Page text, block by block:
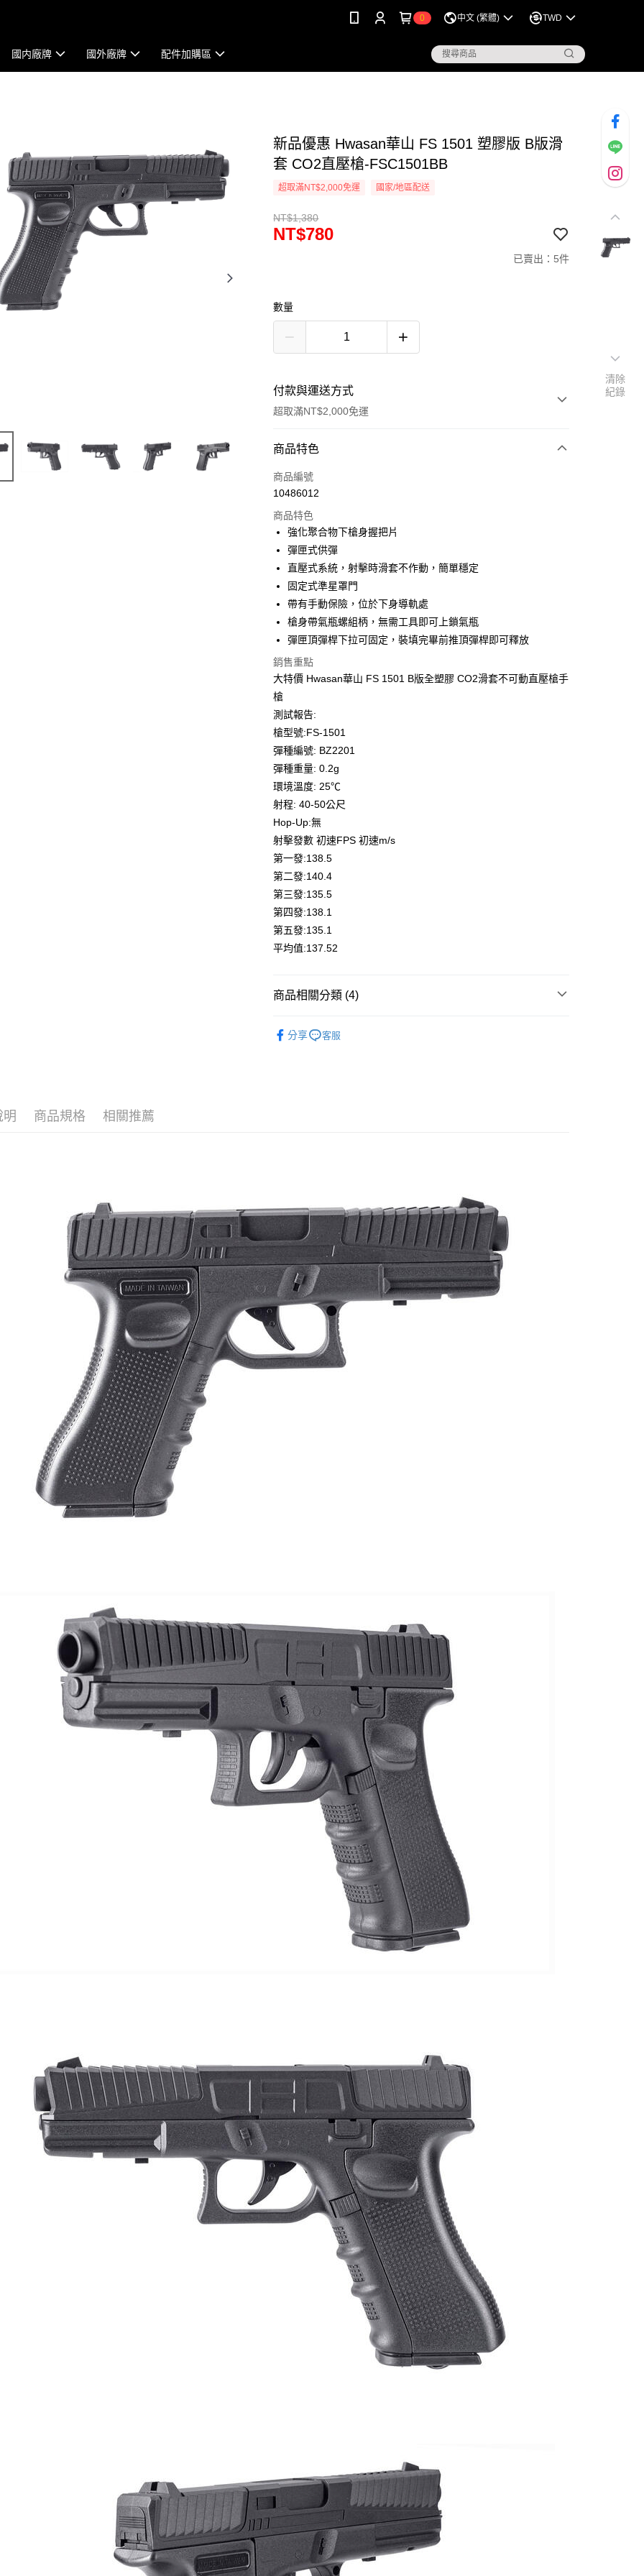
0 中文 (繁體) TWD
國内廠牌 國外廠牌 配件加購區
新品優惠 Hwasan華山 FS 1501 塑膠版 B版滑
套 CO2直壓槍-FSC1501BB
超取滿NT$2,000免運 國家/地區配送
NT$1,380
NT$780
已賣出：5件
數量
付款與運送方式
超取滿NT$2,000免運
付款方式
信用卡一次付款
3 期 0 利率 每期 NT$260
合作金庫商業銀行
華南商業銀行
彰化商業銀行
國泰世華商業銀行
臺灣中小企業銀行
匯豐（台灣）商業銀行
華泰商業銀行
聯邦商業銀行
遠東國際商業銀行
玉山商業銀行
台新國際商業銀行
中國信託商業銀行
超商取貨付款
Apple Pay
悠遊付
AFTEE先享後付
相關說明
【關於「AFTEE先享後付」】
AFTEE先享後付是「在收到商品之後才付款」的支付方式。 讓您購物簡單
１．簡單：不需註冊會員、不需綁卡、不需儲值。
２．便利：只要手機號碼，簡訊認證，即可結帳。
３．安心：先確認商品／服務後，再付款。
【「AFTEE先享後付」結帳流程】
１．於結帳方式選擇「AFTEE先享後付」後，將跳轉至「AFTEE先享後
２．訂單成立數日內，您將收到繳費通知簡訊。
３．收到繳費通知簡訊後14天內，點擊此簡訊中的連結，可透過四大超商
／ATM／網路銀行／等多元方式進行付款，方視為交易完成。
※ 請注意：結帳手續完成當下不需立刻繳費，但若您需要取消訂單，請聯
絡購買商品的店家。未經商家同意取消之訂單仍視為有效，需透過AFTEE
先享後付繳納相關費用。
是否繳費成功／繳費後需取消欲退款等相關疑問，請聯繫「AFTEE先享後
付客戶支援中心」
１．透過由恩沛科技股份有限公司提供之「AFTEE先享後付」服務完成之
交易，需依本服務之必要範圍內提供個人資料，並將交易相關給付款項請
https://aftee.tw/terms/#terms3
ATM付款
貨到付款
運送方式
全家取貨付款
每筆NT$60，滿NT$2,000(含以上)免運費
7-11取貨付款
每筆NT$60，滿NT$2,000(含以上)免運費
7-11取貨(快速到店)
每筆NT$60，滿NT$2,000(含以上)免運費
每筆NT$400
商品特色
商品編號
10486012
商品特色
強化聚合物下槍身握把片
彈匣式供彈
直壓式系統，射擊時滑套不作動，簡單穩定
固定式準星罩門
帶有手動保險，位於下身導軌處
槍身帶氣瓶螺組柄，無需工具即可上鎖氣瓶
彈匣頂彈桿下拉可固定，裝填完畢前推頂彈桿即可釋放
銷售重點
大特價 Hwasan華山 FS 1501 B版全塑膠 CO2滑套不可動直壓槍手
槍
測試報告:
槍型號:FS-1501
彈種編號: BZ2201
彈種重量: 0.2g
環境溫度: 25℃
射程: 40-50公尺
Hop-Up:無
射擊發數 初速FPS 初速m/s
第一發:138.5
第二發:140.4
第三發:135.5
第四發:138.1
第五發:135.1
平均值:137.52
商品相關分類 (4)
分享 客服
明 商品規格 相關推薦
清除
紀錄